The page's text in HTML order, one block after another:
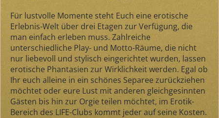
Für lustvolle Momente steht Euch eine erotische
Erlebnis-Welt über drei Etagen zur Verfügung, die
man einfach erleben muss. Zahlreiche
unterschiedliche Play- und Motto-Räume, die nicht
nur liebevoll und stylisch eingerichtet wurden, lassen
erotische Phantasien zur Wirklichkeit werden. Egal ob
Ihr euch alleine in ein schönes Separee zurückziehen
möchtet oder eure Lust mit anderen gleichgesinnten
Gästen bis hin zur Orgie teilen möchtet, im Erotik-
Bereich des LIFE-Clubs kommt jeder auf seine Kosten.